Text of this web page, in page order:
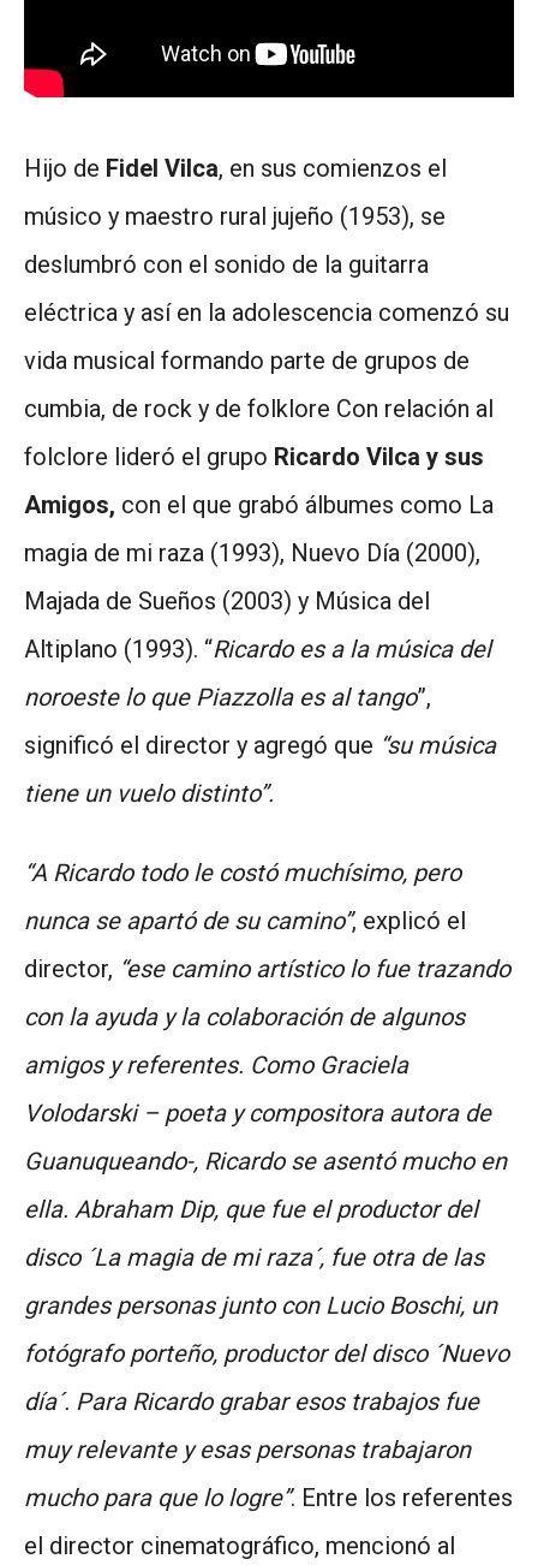
Hijo de Fidel Vilca, en sus comienzos el
músico y maestro rural jujeño (1953), se
deslumbró con el sonido de la guitarra
eléctrica y así en la adolescencia comenzó su
vida musical formando parte de grupos de
cumbia, de rock y de folklore Con relación al
folclore lideró el grupo Ricardo Vilca y sus
Amigos, con el que grabó álbumes como La
magia de mi raza (1993), Nuevo Día (2000),
Majada de Sueños (2003) y Música del
Altiplano (1993). “Ricardo es a la música del
noroeste lo que Piazzolla es al tango”,
significó el director y agregó que “su música
tiene un vuelo distinto”.
“A Ricardo todo le costó muchísimo, pero
nunca se apartó de su camino”, explicó el
director, “ese camino artístico lo fue trazando
con la ayuda y la colaboración de algunos
amigos y referentes. Como Graciela
Volodarski – poeta y compositora autora de
Guanuqueando-, Ricardo se asentó mucho en
ella. Abraham Dip, que fue el productor del
disco ´La magia de mi raza´, fue otra de las
grandes personas junto con Lucio Boschi, un
fotógrafo porteño, productor del disco ´Nuevo
día´. Para Ricardo grabar esos trabajos fue
muy relevante y esas personas trabajaron
mucho para que lo logre”. Entre los referentes
el director cinematográfico, mencionó al